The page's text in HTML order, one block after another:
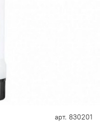
арт. 830201